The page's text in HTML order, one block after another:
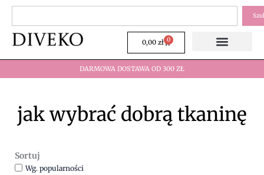
Przejdź
treści
0,00 zł 0
Wózek
DARMOWA DOSTAWA OD 300 ZŁ
jak wybrać dobrą tkaninę
Sortuj
Wg. popularności